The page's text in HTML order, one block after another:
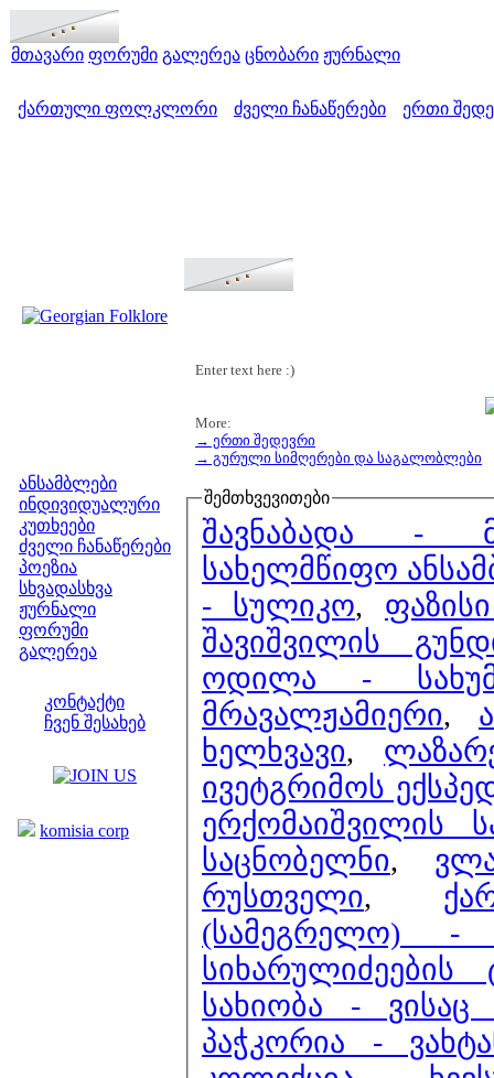
მთავარი ფორუმი გალერეა ცნობარი ჟურნალი
ქართული ფოლკლორი ძველი ჩანაწერები ერთი
ანსამბლები
ინდივიდუალური
კუთხეები
ძველი ჩანაწერები
პოეზია
სხვადასხვა
ჟურნალი
ფორუმი
გალერეა
კონტაქტი
ჩვენ შესახებ
komisia corp
Enter text here :)
More:
→ ერთი შედევრი
→ გურული სიმღერები და საგალობლები
შემთხვევითები
შავნაბადა -
სახელმწიფო
- სულიკო,
შავიშვილის
ოდილა -
მრავალჟამიერი,
ხელხვავი,
ივეტგრიმოს
ერქომაიშვილის
საცნობელნი,
რუსთველი,
(სამეგრელო) -
სახიობა -
პაჭკორია -